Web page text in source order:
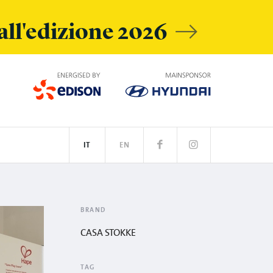
2026
EN
IT
BRAND
CASA STOKKE
TAG